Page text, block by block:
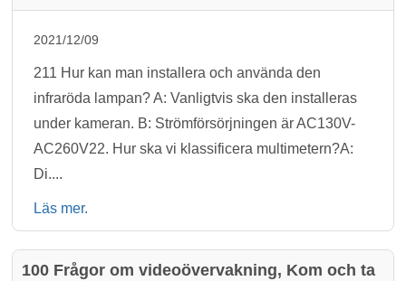
2021/12/09
211 Hur kan man installera och använda den
infraröda lampan? A: Vanligtvis ska den installeras
under kameran. B: Strömförsörjningen är AC130V-
AC260V22. Hur ska vi klassificera multimetern?A:
Di....
Läs mer.
100 Frågor om videoövervakning, Kom och ta